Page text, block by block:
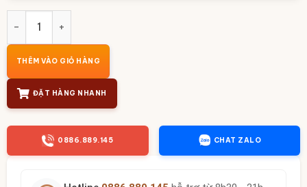
THÊM VÀO GIỎ HÀNG
ĐẶT HÀNG NHANH
0886.889.145 CHAT ZALO